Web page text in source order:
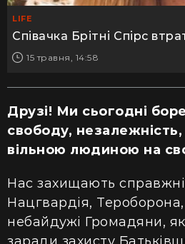
LIFE
Співачка Брітні Спірс
15 травня, 14:58
Друзі! Ми сьогодні
свободу,
вільною людиною на
Нас захищають
Нацгвардія,
небайдужі Громадяни,